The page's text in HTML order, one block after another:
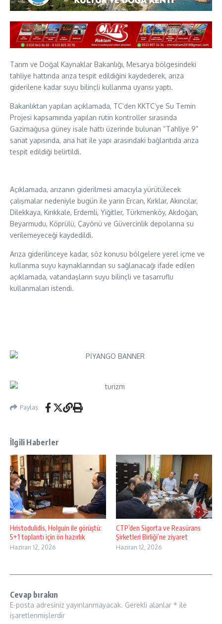
Tarım ve Doğal Kaynaklar Bakanlığı, Mesarya bölgesindeki
tahliye hattında arıza tespit edildiğini kaydederek, arıza
giderilene kadar suyu bilinçli kullanma uyarısı yaptı.
Bakanlıktan yapılan açıklamada, TC’den KKTC’ye Su Temin
Projesi kapsamında yapılan rutin kontroller sırasında
Gazimağusa güney isale hattı üzerinde bulunan “Tahliye 9”
sanat yapısında, ana hat ile yapı arasındaki bağlantıda arıza
tespit edildiği belirtildi.
Açıklamada, arızanın giderilmesi amacıyla yürütülecek
çalışmalar nedeniyle bugün ile yarın Ercan, Kırklar, Akıncılar,
Dilekkaya, Kırıkkale, Erdemli, Yiğitler, Türkmenköy, Akdoğan,
Beyarmudu, Köprülü, Çayönü ve Güvercinlik depolarına su
verilemeyeceği kaydedildi.
Arıza giderilinceye kadar, söz konusu bölgelere yerel içme ve
kullanma suyu kaynaklarından su sağlanacağı ifade edilen
açıklamada, vatandaşların suyu bilinçli ve tasarruflu
kullanmaları istendi.
Paylaş
İlgili Haberler
Hristodulidis, Holguin ile görüştü:
5+1 toplantı için ön hazırlık
Haziran 12, 2026
CTP’den Sigorta ve Reasürans
Şirketleri Birliği’ne ziyaret
Haziran 12, 2026
Cevap bırakın
E-posta adresiniz yayınlanmayacak. Gerekli alanlar * ile
işaretlenmişlerdir